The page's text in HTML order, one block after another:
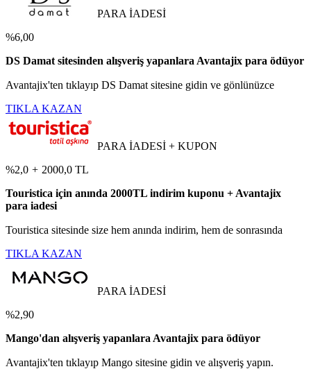
PARA İADESİ
%6,00
DS Damat sitesinden alışveriş yapanlara Avantajix para ödüyor
Avantajix'ten tıklayıp DS Damat sitesine gidin ve gönlünüzce
TIKLA KAZAN
PARA İADESİ + KUPON
%2,0 + 2000,0 TL
Touristica için anında 2000TL indirim kuponu + Avantajix
para iadesi
Touristica sitesinde size hem anında indirim, hem de sonrasında
TIKLA KAZAN
PARA İADESİ
%2,90
Mango'dan alışveriş yapanlara Avantajix para ödüyor
Avantajix'ten tıklayıp Mango sitesine gidin ve alışveriş yapın.